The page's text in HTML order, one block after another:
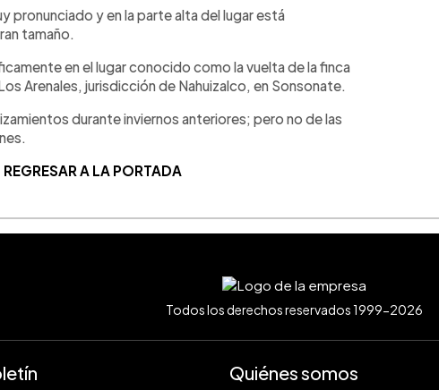
pronunciado y en la parte alta del lugar está
tamaño.
en el lugar conocido como la vuelta de la finca
Arenales, jurisdicción de Nahuizalco, en Sonsonate.
durante inviernos anteriores; pero no de las
REGRESAR A LA PORTADA
Todos los derechos reservados 1999-2026
Quiénes somos